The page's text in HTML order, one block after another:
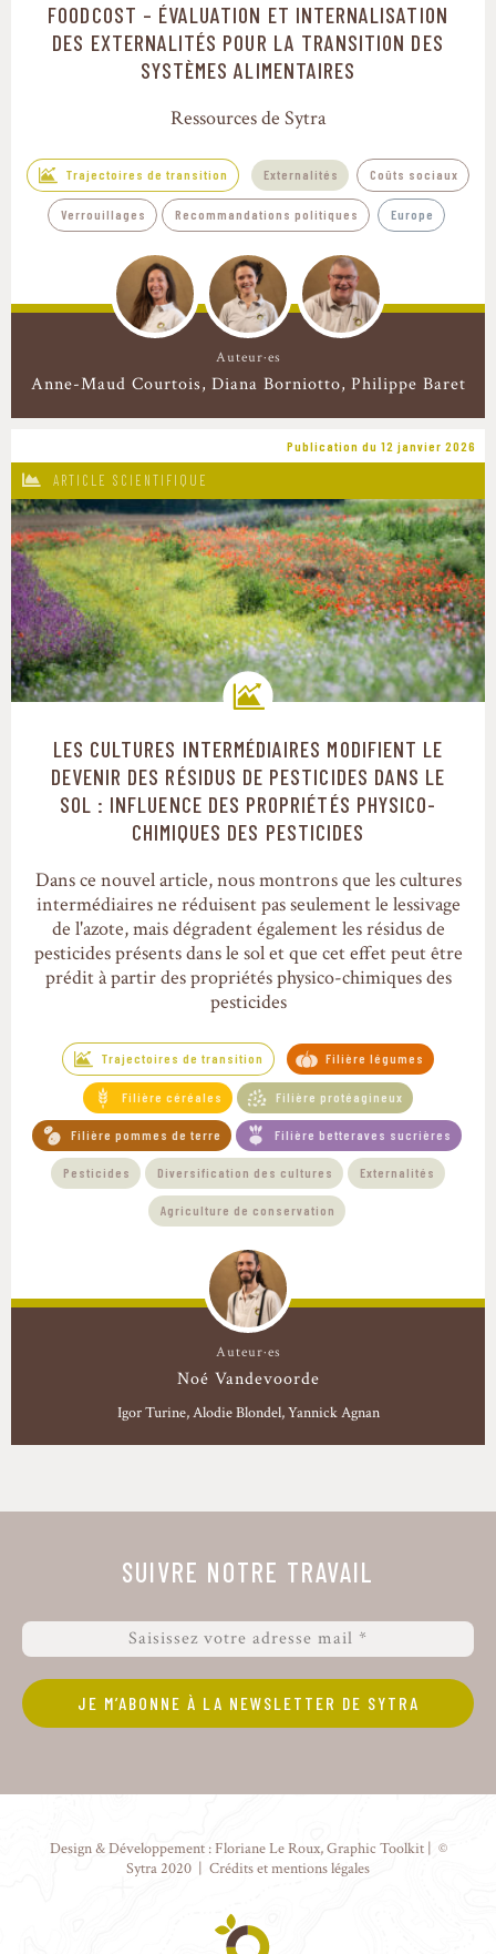
Trajectoires de transition
FOODCOST – ÉVALUATION ET INTERNALISATION
DES EXTERNALITÉS POUR LA TRANSITION DES
SYSTÈMES ALIMENTAIRES
Ressources de Sytra
Trajectoires de transition Externalités Coûts sociaux
Verrouillages Recommandations politiques Europe
Auteur·es
Anne-Maud Courtois Diana Borniotto Philippe Baret
Publication du 12 janvier 2026
ARTICLE SCIENTIFIQUE
Trajectoires de transition
LES CULTURES INTERMÉDIAIRES MODIFIENT LE
DEVENIR DES RÉSIDUS DE PESTICIDES DANS LE
SOL : INFLUENCE DES PROPRIÉTÉS PHYSICO-
CHIMIQUES DES PESTICIDES
Dans ce nouvel article, nous montrons que les cultures
intermédiaires ne réduisent pas seulement le lessivage
de l'azote, mais dégradent également les résidus de
pesticides présents dans le sol et que cet effet peut être
prédit à partir des propriétés physico-chimiques des
pesticides
Trajectoires de transition Filière légumes
Filière céréales Filière protéagineux
Filière pommes de terre Filière betteraves sucrières
Pesticides Diversification des cultures Externalités
Agriculture de conservation
Auteur·es
Noé Vandevoorde
Igor Turine, Alodie Blondel, Yannick Agnan
SUIVRE NOTRE TRAVAIL
Design & Développement :Floriane Le Roux,Graphic Toolkit| ©
Sytra 2020 | Crédits et mentions légales